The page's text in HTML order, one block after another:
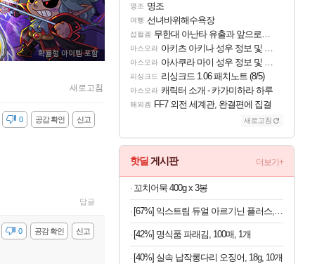
새로고침
신고
공감 확인
0
답글
신고
공감 확인
0
명조 명조
여행 선녀바위해수욕장
섭컬겜 무한대 아난타 유출과 앞으로의 예상 (루머)
아스오라 아키츠 아키나 성우 정보 및 주요 필모
아스오라 아사쿠라 마이 성우 정보 및 주요 필모
리싱크드 리싱크드 1.06 패치노트 (8/5)
아스오라 캐릭터 소개 - 카가미하라 하루
해외겜 FF7 외전 세계관, 완결편에 집결
새로고침
핫딜 게시판 더보기+
꼬치어묵 400g x 3봉
[67%] 익스트림 듀얼 아르기닌 플러스, 120정, 1개
[42%] 명식품 파래김, 100매, 1개
[40%] 실속 납작롱다리 오징어, 18g, 10개